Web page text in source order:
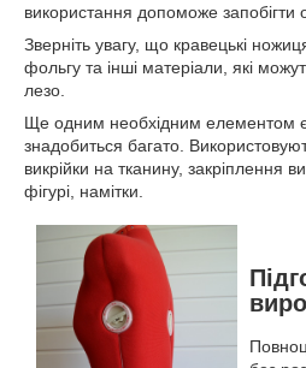
використання допоможе запобігти
Зверніть увагу, що кравецькі
фольгу та інші матеріали, які
лезо.
Ще одним необхідним елементом
знадобиться багато.
викрійки на тканину, закріплення
фігурі, намітки.